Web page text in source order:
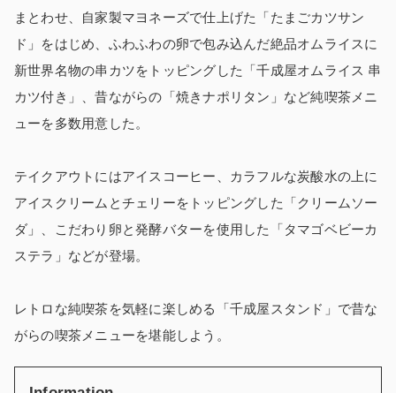
まとわせ、自家製マヨネーズで仕上げた「たまごカツサン
ド」をはじめ、ふわふわの卵で包み込んだ絶品オムライスに
新世界名物の串カツをトッピングした「千成屋オムライス 串
カツ付き」、昔ながらの「焼きナポリタン」など純喫茶メニ
ューを多数用意した。
テイクアウトにはアイスコーヒー、カラフルな炭酸水の上に
アイスクリームとチェリーをトッピングした「クリームソー
ダ」、こだわり卵と発酵バターを使用した「タマゴベビーカ
ステラ」などが登場。
レトロな純喫茶を気軽に楽しめる「千成屋スタンド」で昔な
がらの喫茶メニューを堪能しよう。